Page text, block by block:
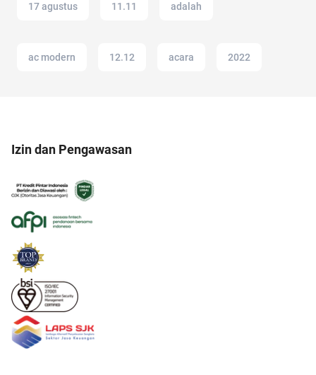
17 agustus 11.11 adalah
ac modern 12.12 acara 2022
Izin dan Pengawasan